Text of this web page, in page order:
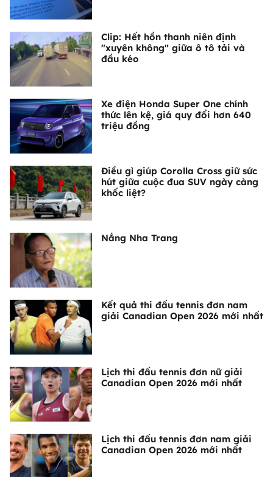
Clip: Hết hồn thanh niên định
"xuyên không" giữa ô tô tải và
đầu kéo
Xe điện Honda Super One chính
thức lên kệ, giá quy đổi hơn 640
triệu đồng
Điều gì giúp Corolla Cross giữ sức
hút giữa cuộc đua SUV ngày càng
khốc liệt?
Nắng Nha Trang
Kết quả thi đấu tennis đơn nam
giải Canadian Open 2026 mới nhất
Lịch thi đấu tennis đơn nữ giải
Canadian Open 2026 mới nhất
Lịch thi đấu tennis đơn nam giải
Canadian Open 2026 mới nhất